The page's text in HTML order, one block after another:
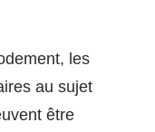
les
au sujet
être